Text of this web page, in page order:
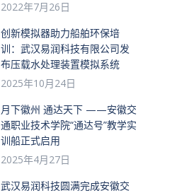
2022年7月26日
创新模拟器助力船舶环保培
训：武汉易润科技有限公司发
布压载水处理装置模拟系统
2025年10月24日
月下徽州 通达天下 ——安徽交
通职业技术学院“通达号”教学实
训船正式启用
2025年4月27日
武汉易润科技圆满完成安徽交